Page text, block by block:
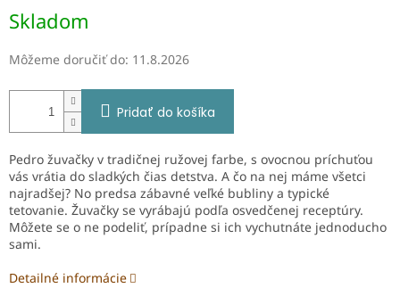
cena:
Skladom
Môžeme doručiť do: 11.8.2026
Pridať do košíka
Pedro žuvačky v tradičnej ružovej farbe, s ovocnou príchuťou
vás vrátia do sladkých čias detstva. A čo na nej máme všetci
najradšej? No predsa zábavné veľké bubliny a typické
tetovanie. Žuvačky se vyrábajú podľa osvedčenej receptúry.
Môžete se o ne podeliť, prípadne si ich vychutnáte jednoducho
sami.
Detailné informácie